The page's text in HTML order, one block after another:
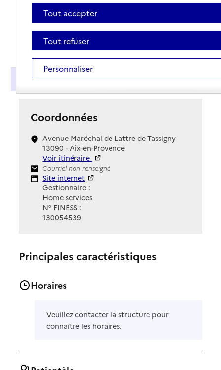
Présentation
Coordonnées
Avenue Maréchal de Lattre de Tassigny
13090 - Aix-en-Provence
Voir itinéraire
Contact
Courriel non renseigné
Site Internet
Site internet
Gestionnaire :
Home services
N° FINESS :
130054539
Principales caractéristiques
Horaires
Veuillez contacter la structure pour
connaître les horaires.
Tout accepter
Tout refuser
Personnaliser